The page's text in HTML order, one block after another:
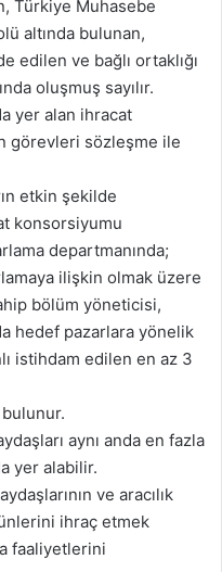
Türkiye Muhasebe
altında bulunan,
edilen ve bağlı ortaklığı
oluşmuş sayılır.
yer alan ihracat
görevleri sözleşme ile
etkin şekilde
konsorsiyumu
departmanında;
ilişkin olmak üzere
bölüm yöneticisi,
hedef pazarlara yönelik
istihdam edilen en az 3
aynı anda en fazla
yer alabilir.
ve aracılık
ihraç etmek
faaliyetlerini